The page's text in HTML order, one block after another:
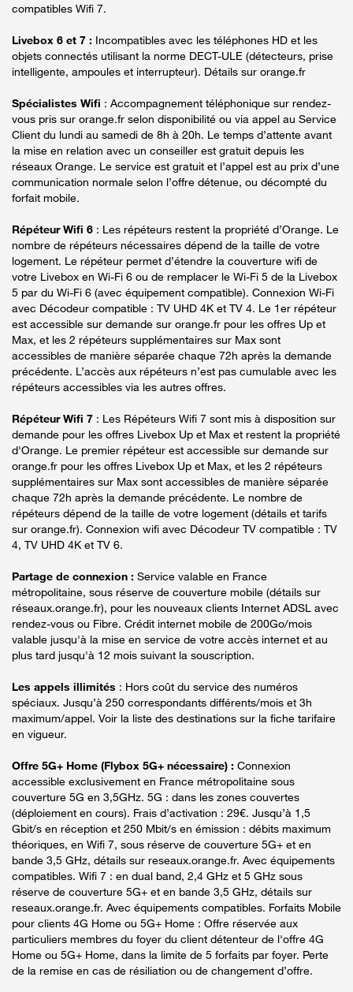
compatibles Wifi 7.
Livebox 6 et 7 : Incompatibles avec les téléphones HD et les
objets connectés utilisant la norme DECT-ULE (détecteurs, prise
intelligente, ampoules et interrupteur). Détails sur orange.fr
Spécialistes Wifi : Accompagnement téléphonique sur rendez-
vous pris sur orange.fr selon disponibilité ou via appel au Service
Client du lundi au samedi de 8h à 20h. Le temps d’attente avant
la mise en relation avec un conseiller est gratuit depuis les
réseaux Orange. Le service est gratuit et l’appel est au prix d’une
communication normale selon l’offre détenue, ou décompté du
forfait mobile.
Répéteur Wifi 6 : Les répéteurs restent la propriété d’Orange. Le
nombre de répéteurs nécessaires dépend de la taille de votre
logement. Le répéteur permet d’étendre la couverture wifi de
votre Livebox en Wi-Fi 6 ou de remplacer le Wi-Fi 5 de la Livebox
5 par du Wi-Fi 6 (avec équipement compatible). Connexion Wi-Fi
avec Décodeur compatible : TV UHD 4K et TV 4. Le 1er répéteur
est accessible sur demande sur orange.fr pour les offres Up et
Max, et les 2 répéteurs supplémentaires sur Max sont
accessibles de manière séparée chaque 72h après la demande
précédente. L’accès aux répéteurs n’est pas cumulable avec les
répéteurs accessibles via les autres offres.
Répéteur Wifi 7 : Les Répéteurs Wifi 7 sont mis à disposition sur
demande pour les offres Livebox Up et Max et restent la propriété
d'Orange. Le premier répéteur est accessible sur demande sur
orange.fr pour les offres Livebox Up et Max, et les 2 répéteurs
supplémentaires sur Max sont accessibles de manière séparée
chaque 72h après la demande précédente. Le nombre de
répéteurs dépend de la taille de votre logement (détails et tarifs
sur orange.fr). Connexion wifi avec Décodeur TV compatible : TV
4, TV UHD 4K et TV 6.
Partage de connexion : Service valable en France
métropolitaine, sous réserve de couverture mobile (détails sur
réseaux.orange.fr), pour les nouveaux clients Internet ADSL avec
rendez-vous ou Fibre. Crédit internet mobile de 200Go/mois
valable jusqu'à la mise en service de votre accès internet et au
plus tard jusqu'à 12 mois suivant la souscription.
Les appels illimités : Hors coût du service des numéros
spéciaux. Jusqu’à 250 correspondants différents/mois et 3h
maximum/appel. Voir la liste des destinations sur la fiche tarifaire
en vigueur.
Offre 5G+ Home (Flybox 5G+ nécessaire) : Connexion
accessible exclusivement en France métropolitaine sous
couverture 5G en 3,5GHz. 5G : dans les zones couvertes
(déploiement en cours). Frais d’activation : 29€. Jusqu’à 1,5
Gbit/s en réception et 250 Mbit/s en émission : débits maximum
théoriques, en Wifi 7, sous réserve de couverture 5G+ et en
bande 3,5 GHz, détails sur reseaux.orange.fr. Avec équipements
compatibles. Wifi 7 : en dual band, 2,4 GHz et 5 GHz sous
réserve de couverture 5G+ et en bande 3,5 GHz, détails sur
reseaux.orange.fr. Avec équipements compatibles. Forfaits Mobile
pour clients 4G Home ou 5G+ Home : Offre réservée aux
particuliers membres du foyer du client détenteur de l'offre 4G
Home ou 5G+ Home, dans la limite de 5 forfaits par foyer. Perte
de la remise en cas de résiliation ou de changement d’offre.